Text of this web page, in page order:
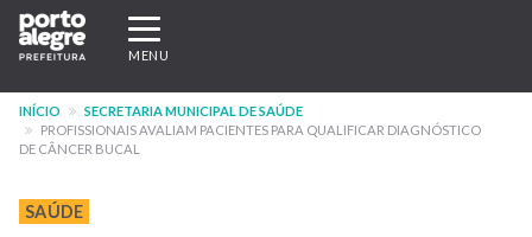
Pular
para
conteúdo
principal
Expandir/recolher
navegação
MENU
INÍCIO
SECRETARIA MUNICIPAL DE SAÚDE
PROFISSIONAIS AVALIAM PACIENTES PARA QUALIFICAR DIAGNÓSTICO
DE CÂNCER BUCAL
SAÚDE